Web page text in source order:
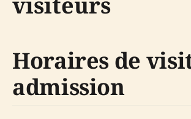
Horaires de
admission